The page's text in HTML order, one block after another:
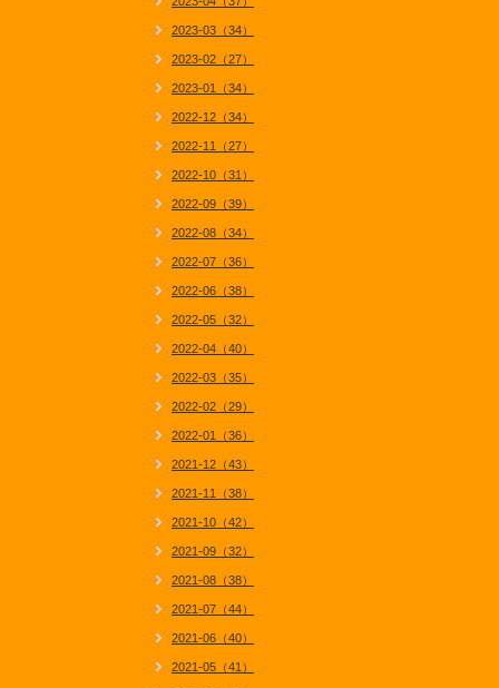
2023-03（34）
2023-02（27）
2023-01（34）
2022-12（34）
2022-11（27）
2022-10（31）
2022-09（39）
2022-08（34）
2022-07（36）
2022-06（38）
2022-05（32）
2022-04（40）
2022-03（35）
2022-02（29）
2022-01（36）
2021-12（43）
2021-11（38）
2021-10（42）
2021-09（32）
2021-08（38）
2021-07（44）
2021-06（40）
2021-05（41）